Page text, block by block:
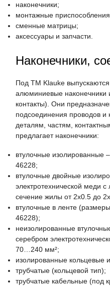
наконечники;
монтажные
сменные матрицы;
аксессуары и запчасти.
Наконечники,
Под ТМ Klauke
алюминиевые
контакты). Они
подсоединения проводов и
деталям, частям,
предлагает наконечники:
втулочные изолированные
46228;
втулочные двойные
электротехнической меди
сечение жилы от 2х0.5 до
втулочные в ленте
46228);
неизолированные
серебром
70…240 мм²;
изолированные кольцевые
трубчатые (кольцевой тип);
трубчатые кабельные (под